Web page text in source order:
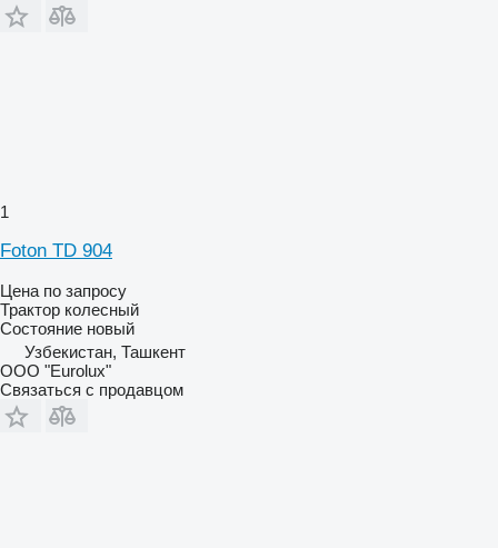
1
Foton TD 904
Цена по запросу
Трактор колесный
Состояние новый
Узбекистан, Ташкент
ООО "Eurolux"
Связаться с продавцом